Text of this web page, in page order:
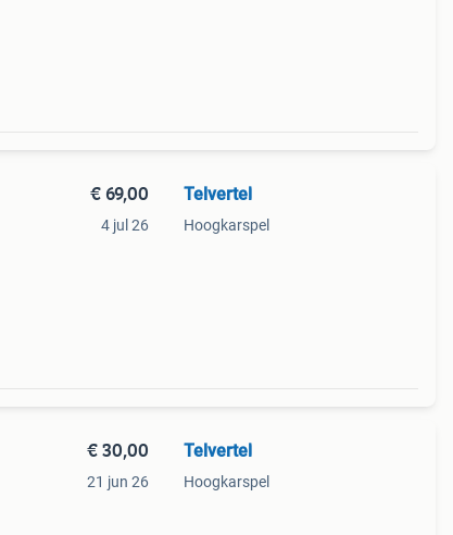
€ 69,00
4 jul 26
Telvertel
Hoogkarspel
€ 30,00
21 jun 26
Telvertel
Hoogkarspel